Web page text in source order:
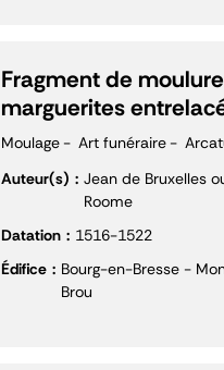
Fragment de
marguerites
Moulage Art funéraire
Auteur(s)
Jean de Bruxelles
Roome
Datation
1516-1522
Édifice
Bourg-en-Bresse -
Brou